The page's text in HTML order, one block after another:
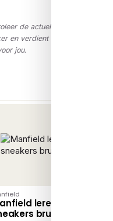
de actuele prijs in de
en verdient via affiliate-
jou.
leren
bruin